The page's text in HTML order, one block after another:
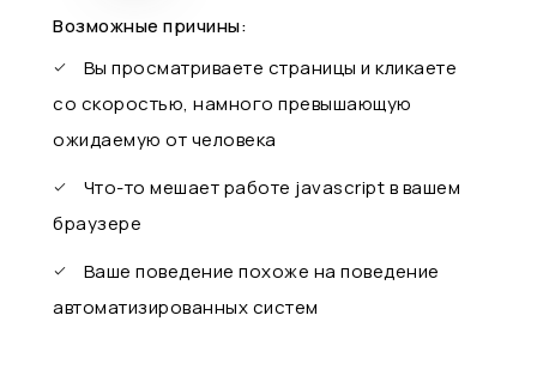
Возможные причины:
Вы просматриваете страницы и кликаете
со скоростью, намного превышающую
ожидаемую от человека
Что-то мешает работе javascript в вашем
браузере
Ваше поведение похоже на поведение
автоматизированных систем